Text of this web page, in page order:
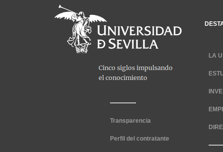
Transparencia
Perfil del contratante
LA